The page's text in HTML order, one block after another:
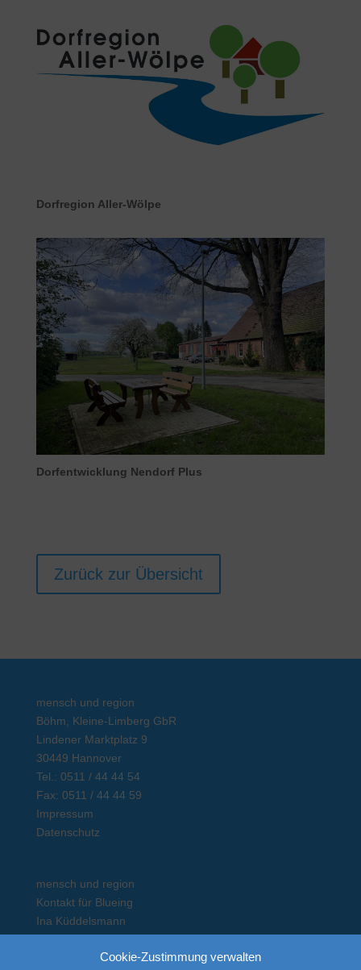
Cookie-Zustimmung verwalten
Dorfregion Aller-Wölpe
Dorfentwicklung Nendorf Plus
Zurück zur Übersicht
mensch und region
Böhm, Kleine-Limberg GbR
Lindener Marktplatz 9
30449 Hannover
Tel.: 0511 / 44 44 54
Fax: 0511 / 44 44 59
Impressum
Datenschutz
mensch und region
Kontakt für Blueing
Ina Küddelsmann
29525 Uelzen